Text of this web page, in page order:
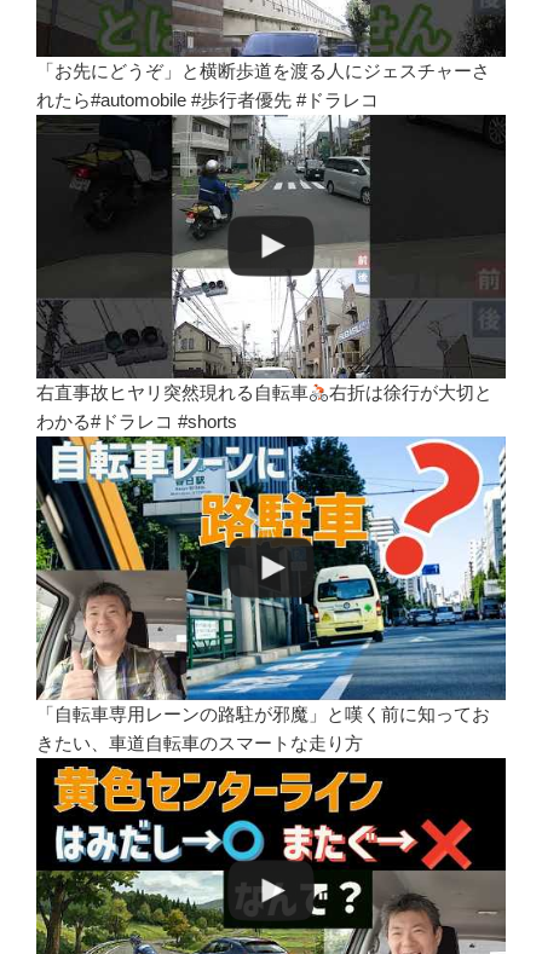
「お先にどうぞ」と横断歩道を渡る人にジェスチャーさ
れたら#automobile #歩行者優先 #ドラレコ
右直事故ヒヤリ突然現れる自転車
右折は徐行が大切と
わかる#ドラレコ #shorts
「自転車専用レーンの路駐が邪魔」と嘆く前に知ってお
きたい、車道自転車のスマートな走り方